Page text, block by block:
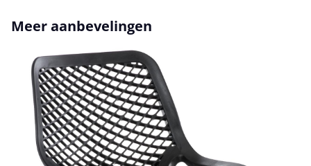
Productgalerij overslaan
Meer aanbevelingen